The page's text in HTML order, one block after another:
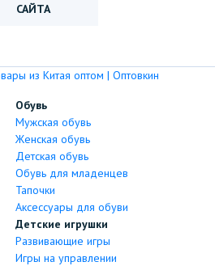
САЙТА
Обувь
Мужская обувь
Женская обувь
Детская обувь
Обувь для младенцев
Тапочки
Аксессуары для обуви
Детские игрушки
Развивающие игры
Игры на управлении